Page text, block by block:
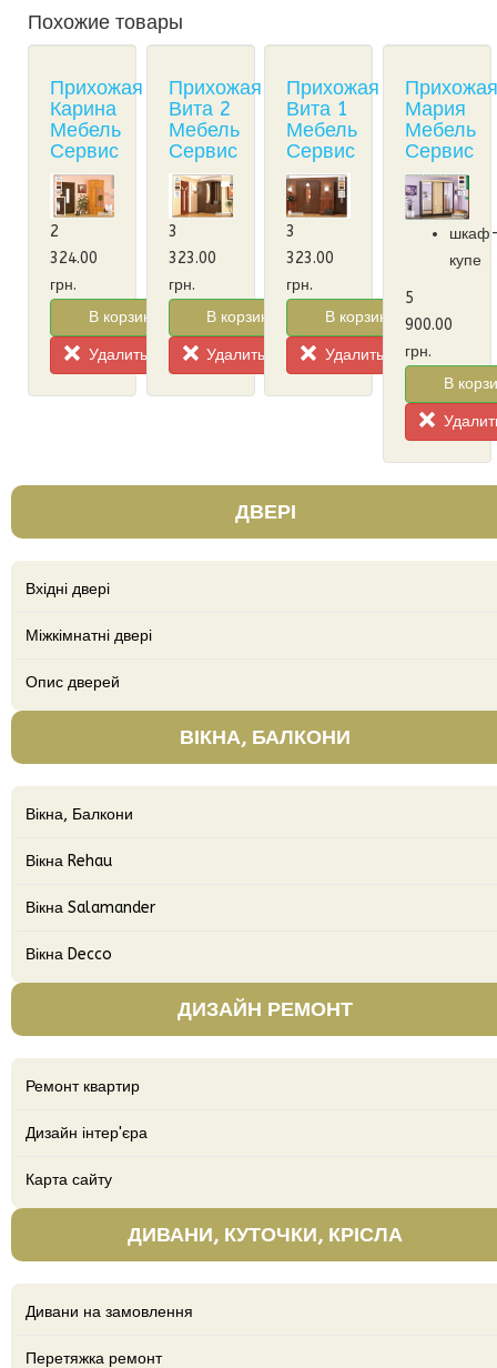
Похожие товары
Прихожая
Карина
Мебель
Сервис
2
324.00
грн.
В корзину!
Удалить из корзины
Прихожая
Вита 2
Мебель
Сервис
3
323.00
грн.
В корзину!
Удалить из корзины
Прихожая
Вита 1
Мебель
Сервис
3
323.00
грн.
В корзину!
Удалить из корзины
Мария
Мебель
Сервис
купе
5
900.00
грн.
В
ДВЕРІ
Вхідні двері
Міжкімнатні двері
Опис дверей
ВІКНА, БАЛКОНИ
Вікна, Балкони
Вікна Rehau
Вікна Salamander
Вікна Decco
ДИЗАЙН РЕМОНТ
Ремонт квартир
Дизайн інтер'єра
Карта сайту
ДИВАНИ, КУТОЧКИ, КРІСЛА
Дивани на замовлення
Перетяжка ремонт